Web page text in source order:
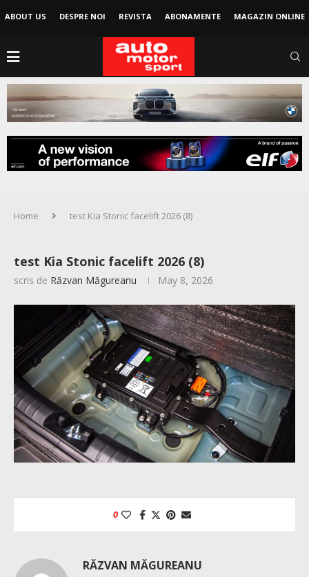
ABOUT US DESPRE NOI REVISTA ABONAMENTE MAGAZIN ONLINE
Home test Kia Stonic facelift 2026 (8)
test Kia Stonic facelift 2026 (8)
scris de Răzvan Măgureanu May 8, 2026
0
RĂZVAN MĂGUREANU